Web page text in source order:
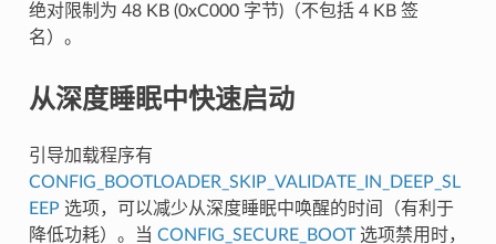
绝对限制为 48 KB (0xC000 字节)（不包括 4 KB 签
名）。
从深度睡眠中快速启动
引导加载程序有
CONFIG_BOOTLOADER_SKIP_VALIDATE_IN_DEEP_SL
EEP 选项，可以减少从深度睡眠中唤醒的时间（有利于
降低功耗）。当 CONFIG_SECURE_BOOT选项禁用时，